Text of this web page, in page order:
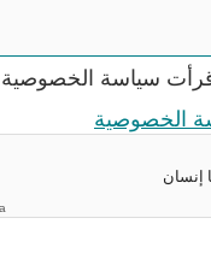
سياسة الخصوصية
الخصوصية